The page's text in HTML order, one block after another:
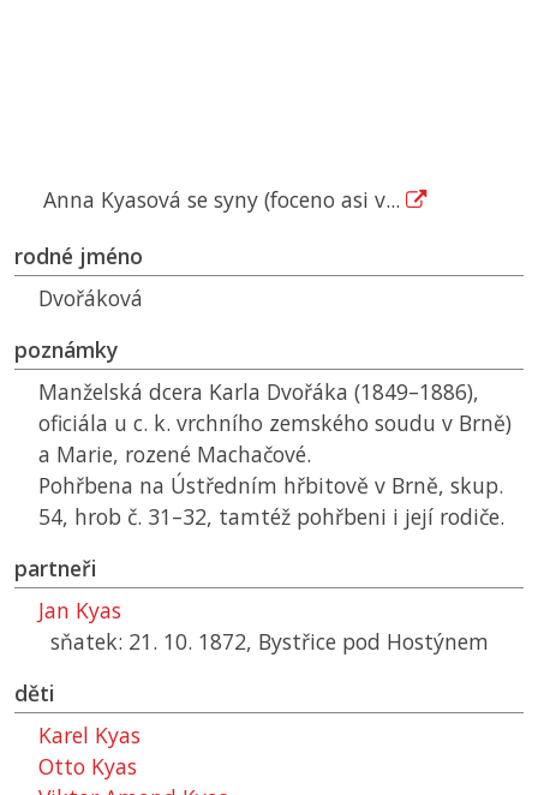
Anna Kyasová se syny (foceno asi v...
rodné jméno
Dvořáková
poznámky
Manželská dcera Karla Dvořáka (1849–1886),
oficiála u c. k. vrchního zemského soudu v Brně)
a Marie, rozené Machačové.
Pohřbena na Ústředním hřbitově v Brně, skup.
54, hrob č. 31–32, tamtéž pohřbeni i její rodiče.
partneři
Jan Kyas
sňatek: 21. 10. 1872, Bystřice pod Hostýnem
děti
Karel Kyas
Otto Kyas